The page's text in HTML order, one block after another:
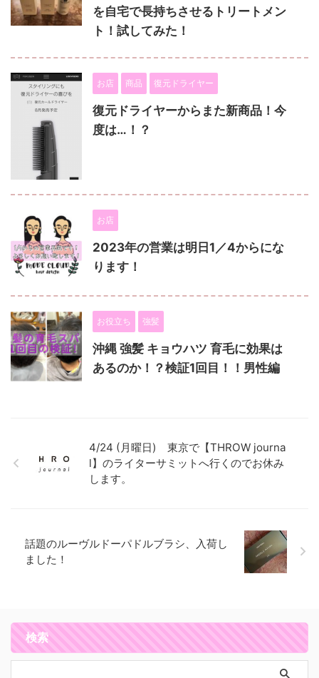
を自宅で長持ちさせるトリートメン
ト！試してみた！
お店 商品 復元ドライヤー
復元ドライヤーからまた新商品！今
度は…！？
お店
2023年の営業は明日1／4からにな
ります！
お役立ち 強髪
沖縄 強髪 キョウハツ 育毛に効果は
あるのか！？検証1回目！！男性編
4/24 (月曜日) 東京で【THROW journa
l】のライターサミットへ行くのでお休み
します。
話題のルーヴルドーパドルブラシ、入荷し
ました！
検索